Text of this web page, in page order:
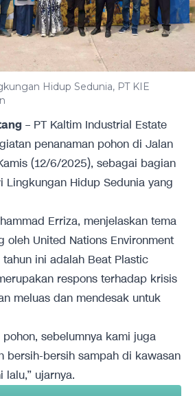
Hidup Sedunia, PT KIE
– PT Kaltim Industrial Estate
penanaman pohon di Jalan
(12/6/2025), sebagai bagian
Lingkungan Hidup Sedunia yang
Erriza, menjelaskan tema
oleh United Nations Environment
tahun ini adalah Beat Plastic
respons terhadap krisis
meluas dan mendesak untuk
pohon, sebelumnya kami juga
bersih-bersih sampah di kawasan
ujarnya.